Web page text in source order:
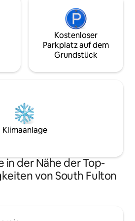
Aufenthalte
Kostenloser
Parkplatz auf dem
Grundstück
Klimaanlage
in der Nähe der Top-
von South Fulton